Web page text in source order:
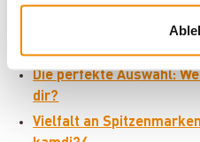
Die unschlagbaren
Die perfekte Auswahl:
dir?
Vielfalt an